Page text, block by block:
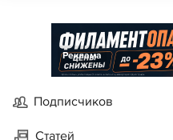
Реклама
Подписчиков
Статей